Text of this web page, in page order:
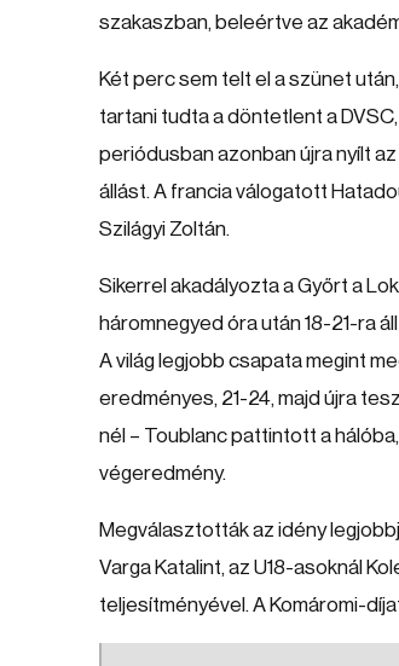
szakaszban, beleértve az
Két perc sem telt el a szünet
tartani tudta a döntetlent a
periódusban azonban újra nyílt
állást. A francia válogatott
Szilágyi Zoltán.
Sikerrel akadályozta a Győrt a
háromnegyed óra után 18-21-ra
A világ legjobb csapata megint
eredményes, 21-24, majd újra
nél – Toublanc pattintott a
végeredmény.
Megválasztották az idény
Varga Katalint, az U18-asoknál
teljesítményével. A Komáromi-